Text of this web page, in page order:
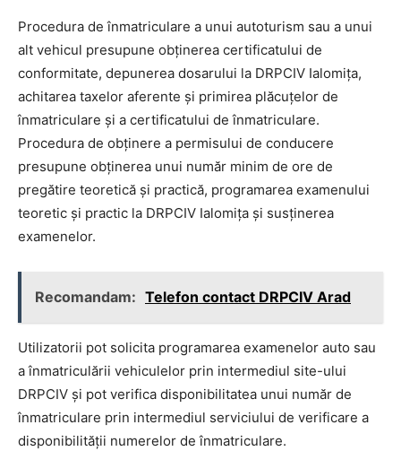
Procedura de înmatriculare a unui autoturism sau a unui
alt vehicul presupune obținerea certificatului de
conformitate, depunerea dosarului la DRPCIV Ialomița,
achitarea taxelor aferente și primirea plăcuțelor de
înmatriculare și a certificatului de înmatriculare.
Procedura de obținere a permisului de conducere
presupune obținerea unui număr minim de ore de
pregătire teoretică și practică, programarea examenului
teoretic și practic la DRPCIV Ialomița și susținerea
examenelor.
Recomandam: Telefon contact DRPCIV Arad
Utilizatorii pot solicita programarea examenelor auto sau
a înmatriculării vehiculelor prin intermediul site-ului
DRPCIV și pot verifica disponibilitatea unui număr de
înmatriculare prin intermediul serviciului de verificare a
disponibilității numerelor de înmatriculare.